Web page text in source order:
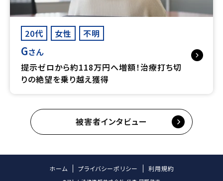
20代 女性 不明
Gさん
提示ゼロから約118万円へ増額！治療打ち切
りの絶望を乗り越え獲得
被害者インタビュー
ホーム プライバシーポリシー 利用規約